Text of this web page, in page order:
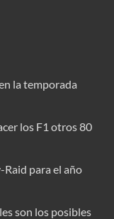
la temporada
los F1 otros 80
para el año
son los posibles